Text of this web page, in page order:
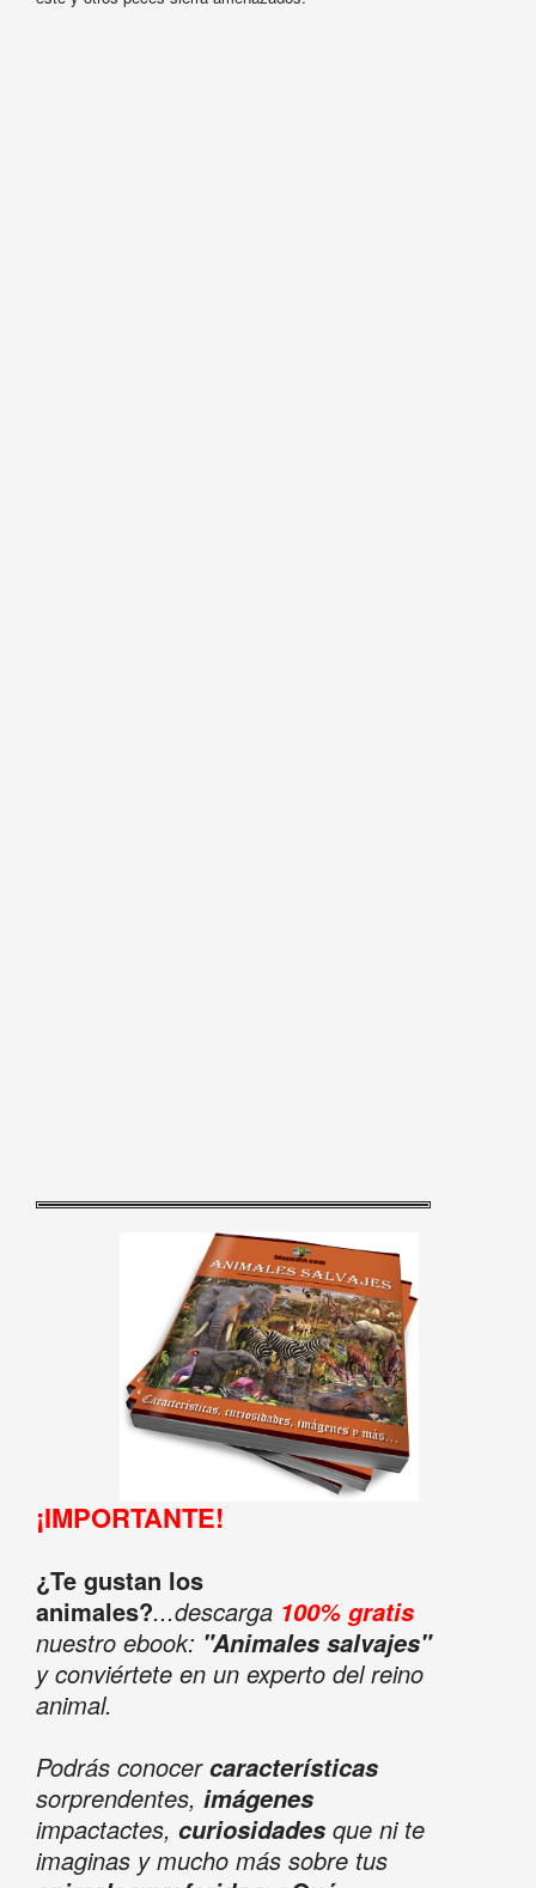
¡IMPORTANTE!
¿Te gustan los
animales?...descarga 100% gratis
nuestro ebook: "Animales salvajes"
y conviértete en un experto del reino
animal.
Podrás conocercaracterísticas
sorprendentes, imágenes
impactactes, curiosidadesque ni te
imaginas y mucho más sobre tus